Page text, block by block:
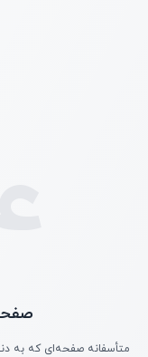
متأسفانه صفحه‌ای که به